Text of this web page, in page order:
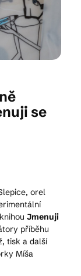
se
orel
Jmenuji
příběhu
tisk a další
Míša